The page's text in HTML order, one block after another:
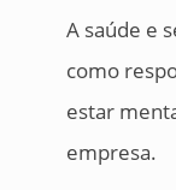
A saúde e
como
estar
empresa.